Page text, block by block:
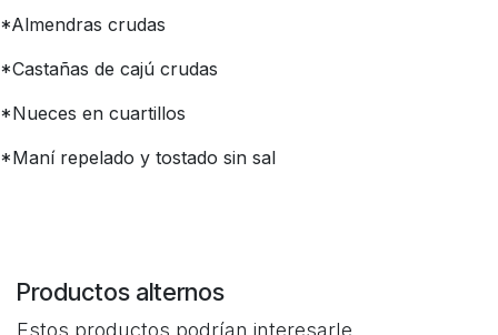
*Almendras crudas
*Castañas de cajú crudas
*Nueces en cuartillos
*Maní repelado y tostado sin sal
Productos alternos
Estos productos podrían interesarle